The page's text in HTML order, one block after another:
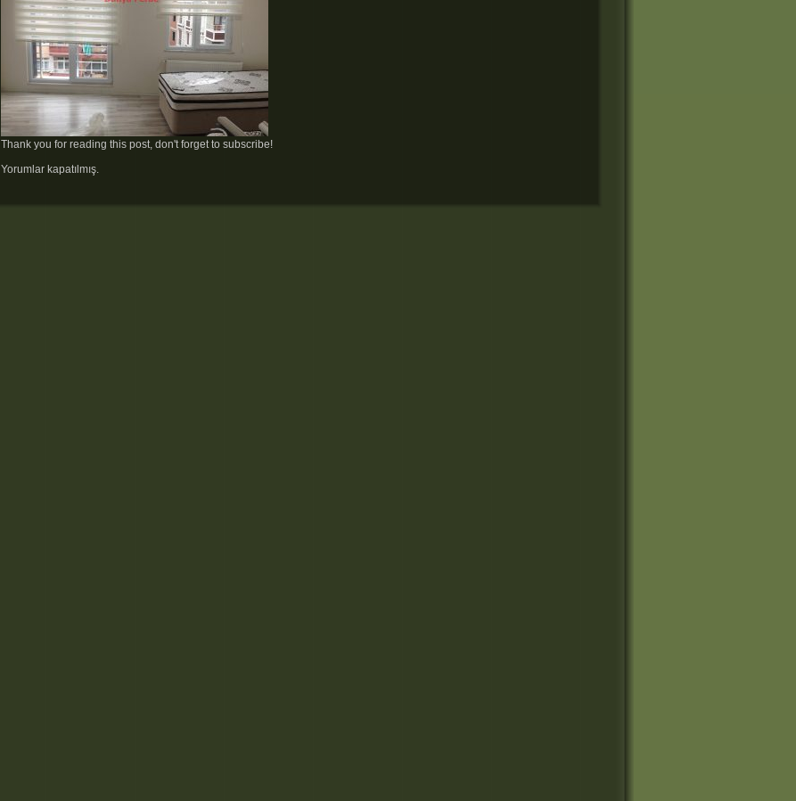
Thank you for reading this post, don't forget to subscribe!
Yorumlar kapatılmış.